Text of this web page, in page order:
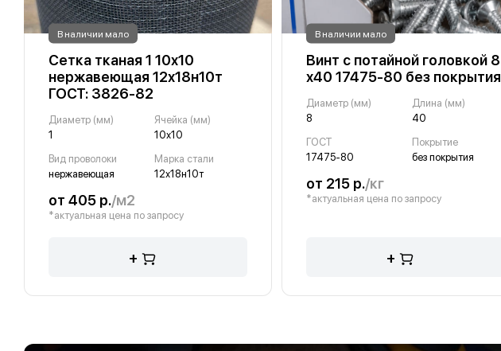
В наличии мало
Сетка тканая 1 10х10
нержавеющая 12х18н10т
ГОСТ: 3826-82
Диаметр (мм)
1
Ячейка (мм)
10х10
Вид проволоки
нержавеющая
Марка стали
12х18н10т
от 405 р./м2
*актуальная цена по запросу
+
В наличии мало
Винт с потайной головкой 8
х40 17475-80 без покрытия
Диаметр (мм)
8
Длина (мм)
40
ГОСТ
17475-80
Покрытие
без покрытия
от 215 р./кг
*актуальная цена по запросу
+